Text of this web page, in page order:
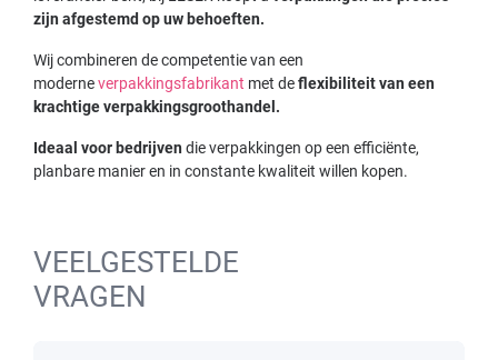
zijn afgestemd op uw behoeften.
Wij combineren de competentie van een
moderneverpakkingsfabrikant met deflexibiliteit van een
krachtige verpakkingsgroothandel.
Ideaal voor bedrijven die verpakkingen op een efficiënte,
planbare manier en in constante kwaliteit willen kopen.
VEELGESTELDE
VRAGEN